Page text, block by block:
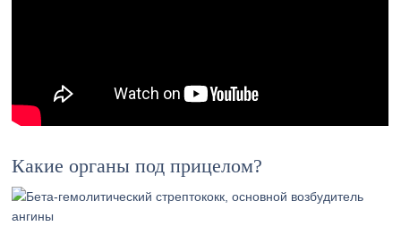
Какие органы под прицелом?